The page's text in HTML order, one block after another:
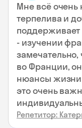
Мне всё очень
терпелива и
- изучении
замечательно,
во Франции,
нюансы жизни
это очень
Репетитор: